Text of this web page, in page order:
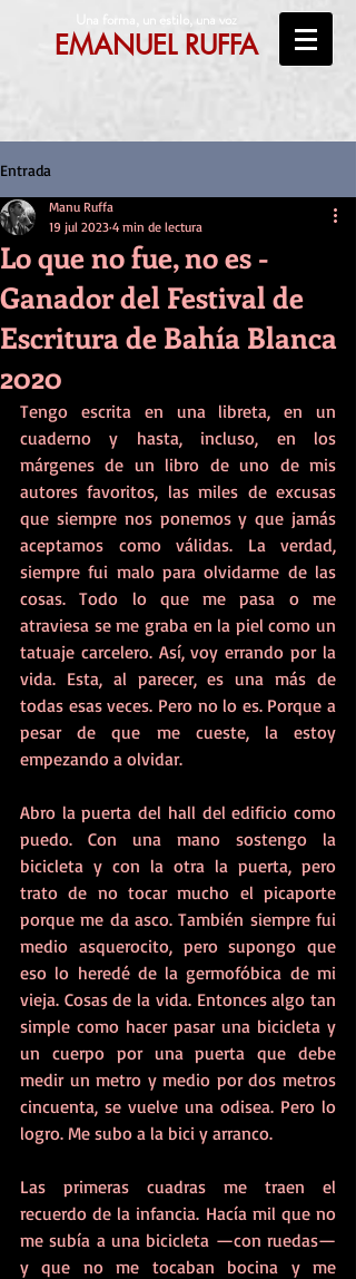
Una forma, un estilo, una voz
EMANUEL RUFFA
Entrada
Lo que no fue, no es -
Ganador del Festival de
Escritura de Bahía Blanca
2020
Manu Ruffa
19 jul 2023 4 min de lectura
Tengo escrita en una libreta, en un
cuaderno y hasta, incluso, en los
márgenes de un libro de uno de mis
autores favoritos, las miles de excusas
que siempre nos ponemos y que jamás
aceptamos como válidas. La verdad,
siempre fui malo para olvidarme de las
cosas. Todo lo que me pasa o me
atraviesa se me graba en la piel como un
tatuaje carcelero. Así, voy errando por la
vida. Esta, al parecer, es una más de
todas esas veces. Pero no lo es. Porque a
pesar de que me cueste, la estoy
empezando a olvidar.
Abro la puerta del hall del edificio como
puedo. Con una mano sostengo la
bicicleta y con la otra la puerta, pero
trato de no tocar mucho el picaporte
porque me da asco. También siempre fui
medio asquerocito, pero supongo que
eso lo heredé de la germofóbica de mi
vieja. Cosas de la vida. Entonces algo tan
simple como hacer pasar una bicicleta y
un cuerpo por una puerta que debe
medir un metro y medio por dos metros
cincuenta, se vuelve una odisea. Pero lo
logro. Me subo a la bici y arranco.
Las primeras cuadras me traen el
recuerdo de la infancia. Hacía mil que no
me subía a una bicicleta —con ruedas—
y que no me tocaban bocina y me